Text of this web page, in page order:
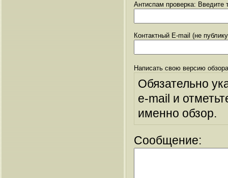
Антиспам проверка: Введите
Контактный E-mail (не
Написать свою версию
Обязательно
e-mail и
именно обзор.
Сообщение: